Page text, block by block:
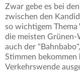
Zwar gebe es bei
zwischen den
so wichtigem
die meisten Grünen-
auch der
Stimmen
Verkehrswende